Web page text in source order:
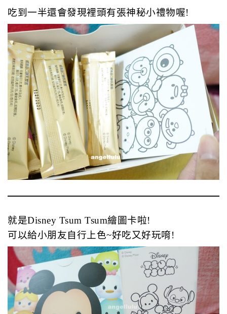
吃到一半還會發現裡頭有張神秘小禮物喔!
就是Disney Tsum Tsum繪圖卡啦!
可以給小朋友自行上色~好吃又好玩唷!